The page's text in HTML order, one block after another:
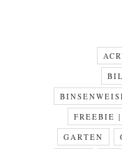
FREEBIE
GARTEN